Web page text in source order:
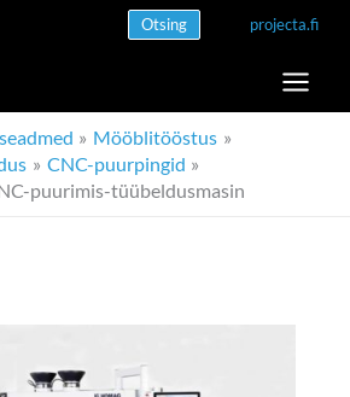
Otsing projecta.fi
Mööblitööstus
CNC-puurpingid
puurimis-tüübeldusmasin